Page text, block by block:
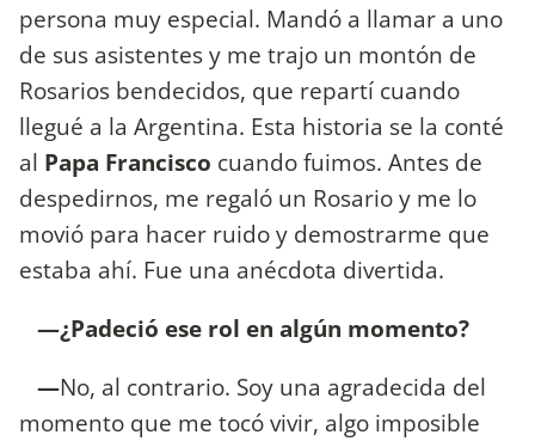
persona muy especial. Mandó a llamar a uno
de sus asistentes y me trajo un montón de
Rosarios bendecidos, que repartí cuando
llegué a la Argentina. Esta historia se la conté
al Papa Francisco cuando fuimos. Antes de
despedirnos, me regaló un Rosario y me lo
movió para hacer ruido y demostrarme que
estaba ahí. Fue una anécdota divertida.
—¿Padeció ese rol en algún momento?
—No, al contrario. Soy una agradecida del
momento que me tocó vivir, algo imposible